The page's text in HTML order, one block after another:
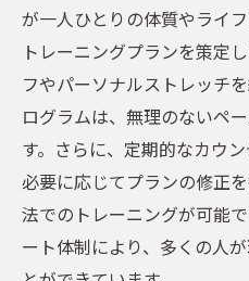
が一人ひとりの体質やライ
トレーニングプランを策定
フやパーソナルストレッチ
ログラムは、無理のないペ
す。さらに、定期的なカウ
必要に応じてプランの修正
法でのトレーニングが可能
ート体制により、多くの人